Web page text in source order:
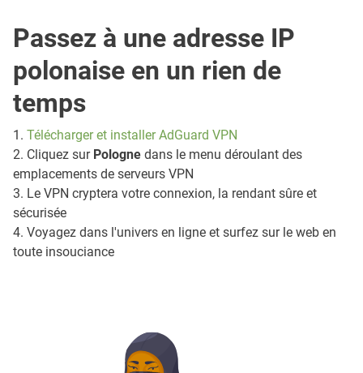
Passez à une adresse IP
polonaise en un rien de
temps
1. Télécharger et installer AdGuard VPN
2. Cliquez sur Pologne dans le menu déroulant des
emplacements de serveurs VPN
3. Le VPN cryptera votre connexion, la rendant sûre et
sécurisée
4. Voyagez dans l'univers en ligne et surfez sur le web en
toute insouciance